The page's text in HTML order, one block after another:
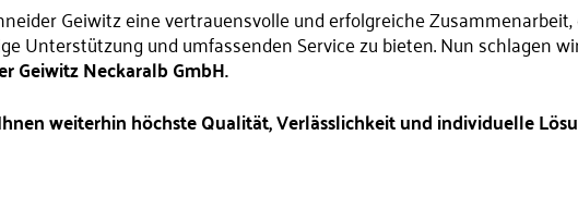
Geiwitz eine vertrauensvolle und erfolgreiche
Unterstützung und umfassenden Service zu bieten. Nun schlagen
Geiwitz Neckaralb GmbH.
weiterhin höchste Qualität, Verlässlichkeit und individuelle